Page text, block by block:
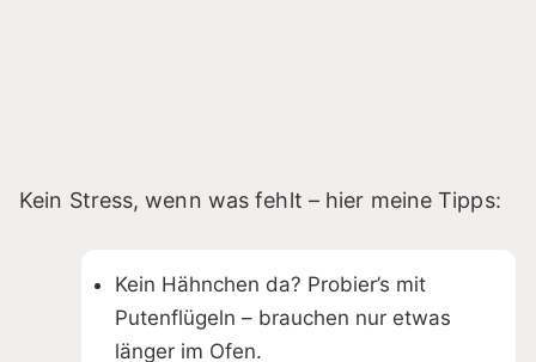
Kein Stress, wenn was fehlt – hier meine Tipps:
Kein Hähnchen da? Probier’s mit
Putenflügeln – brauchen nur etwas
länger im Ofen.